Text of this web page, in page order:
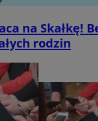
na Skałkę!
rodzin